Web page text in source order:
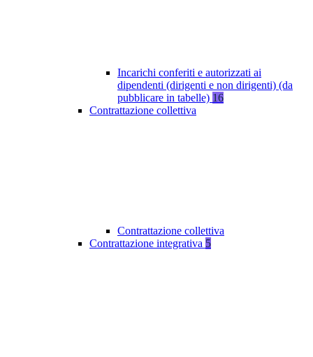
Incarichi conferiti e autorizzati ai
dipendenti (dirigenti e non dirigenti) (da
pubblicare in tabelle) 16
Contrattazione collettiva
Contrattazione collettiva
Contrattazione integrativa 5